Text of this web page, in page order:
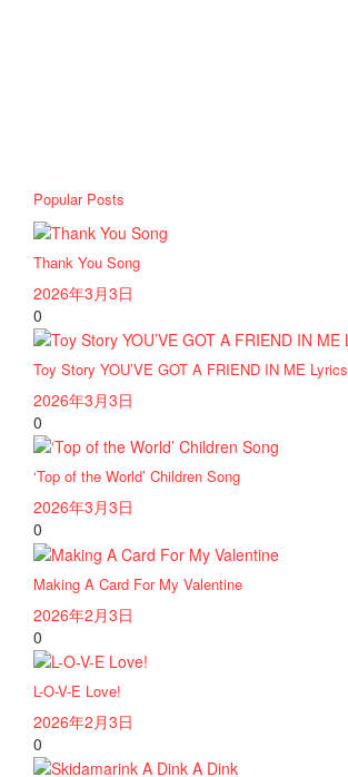
Popular Posts
Thank You Song
2026年3月3日
0
Toy Story YOU’VE GOT A FRIEND IN ME Lyrics
2026年3月3日
0
‘Top of the World’ Children Song
2026年3月3日
0
Making A Card For My Valentine
2026年2月3日
0
L-O-V-E Love!
2026年2月3日
0